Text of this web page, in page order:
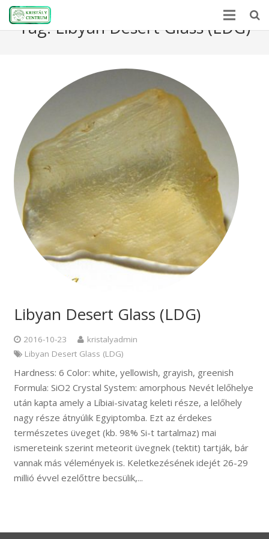
Mineral Power
News
Stones
About Us
Contact us
Webshop
Tag:Libyan Desert Glass (LDG)
Libyan Desert Glass (LDG)
2016-10-23
kristalyadmin
Libyan Desert Glass (LDG)
Hardness: 6 Color: white, yellowish, grayish, greenish
Formula: SiO2 Crystal System: amorphous Nevét lelőhelye
után kapta amely a Líbiai-sivatag keleti része, a lelőhely
nagy része átnyúlik Egyiptomba. Ezt az érdekes
természetes üveget (kb. 98% Si-t tartalmaz) mai
ismereteink szerint meteorit üvegnek (tektit) tartják, bár
vannak más vélemények is. Keletkezésének idejét 26-29
millió évvel ezelőttre becsülik,...